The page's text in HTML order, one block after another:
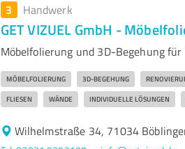
3 Handwerk
GET VIZUEL GmbH -
Möbelfolierung und 3D-Begehung
MÖBELFOLIERUNG 3D-BEGEHUNG
FLIESEN WÄNDE INDIVIDUELLE LÖSUNGEN
Wilhelmstraße 34, 71034